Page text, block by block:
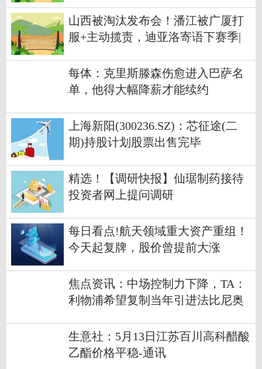
山西被淘汰发布会！潘江被广厦打
服+主动揽责，迪亚洛寄语下赛季|
每体：克里斯滕森伤愈进入巴萨名
单，他得大幅降薪才能续约
上海新阳(300236.SZ)：芯征途(二
期)持股计划股票出售完毕
精选！【调研快报】仙琚制药接待
投资者网上提问调研
每日看点!航天领域重大资产重组！
今天起复牌，股价曾提前大涨
焦点资讯：中场控制力下降，TA：
利物浦希望复制当年引进法比尼奥
生意社：5月13日江苏百川高科醋酸
乙酯价格平稳-通讯